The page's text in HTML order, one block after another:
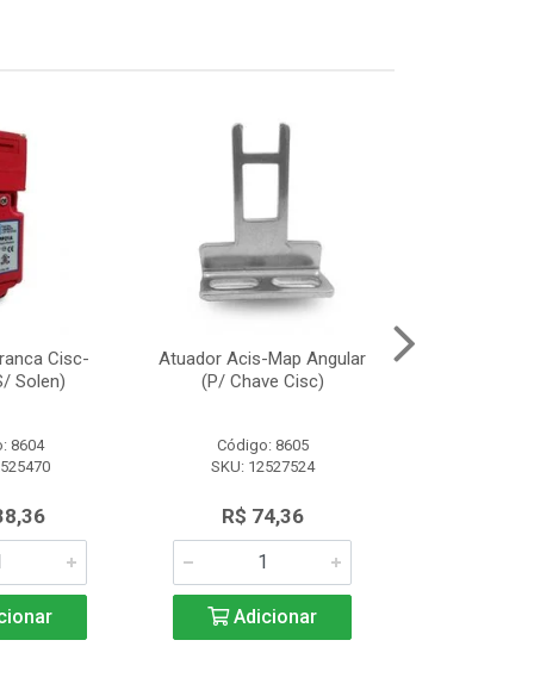
Cisc-
Solen)
8604
Atuador Acis-Map Angular
(P/ Chave Cisc)
Código: 8605
SKU: 12527524
R$ 74,36
Adicionar